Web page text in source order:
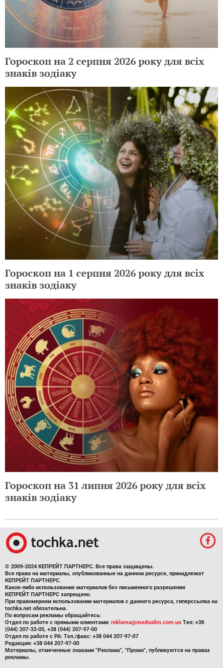
Гороскоп на 2 серпня 2026 року для всіх
знаків зодіаку
Гороскоп на 1 серпня 2026 року для всіх
знаків зодіаку
Гороскоп на 31 липня 2026 року для всіх
знаків зодіаку
© 2009-2024 КЕПРЕЙТ ПАРТНЕРС. Все права защищены.
Все права на материалы, опубликованные на данном ресурсе, принадлежат
КЕПРЕЙТ ПАРТНЕРС.
Какое-либо использование материалов без письменного разрешения
КЕПРЕЙТ ПАРТНЕРС запрещено.
При правомерном использовании материалов с данного ресурса, гиперссылка на
tochka.net обязательна.
По вопросам рекламы обращайтесь:
Отдел по работе с прямыми клиентами: reklama@mediadim.com.ua Тел: +38
(044) 207-33-05, +38 (044) 207-97-00
Отдел по работе с РА: Тел./факс: +38 044 207-97-07
Редакция: +38 044 207-97-00
Материалы, отмеченные знаками "Реклама", "Промо", публикуются на правах
рекламы.